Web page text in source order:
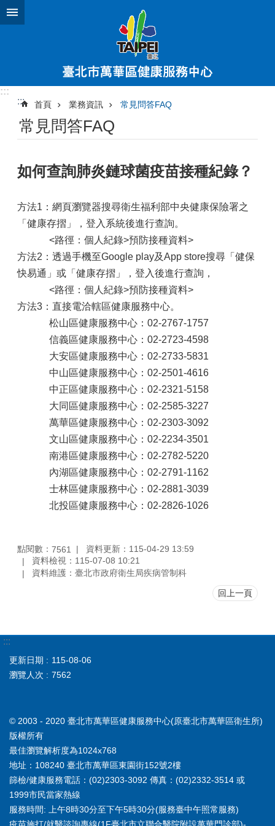
跳到主要內容區塊
:::
:::
首頁 業務資訊 常見問答FAQ
常見問答FAQ
如何查詢肺炎鏈球菌疫苗接種紀錄？
方法1：網頁瀏覽器搜尋衛生福利部中央健康保險署之
「健康存摺」，登入系統後進行查詢。
<路徑：個人紀錄>預防接種資料>
方法2：透過手機至Google play及App store搜尋「健保
快易通」或「健康存摺」，登入後進行查詢，
<路徑：個人紀錄>預防接種資料>
方法3：直接電洽轄區健康服務中心。
松山區健康服務中心：02-2767-1757
信義區健康服務中心：02-2723-4598
大安區健康服務中心：02-2733-5831
中山區健康服務中心：02-2501-4616
中正區健康服務中心：02-2321-5158
大同區健康服務中心：02-2585-3227
萬華區健康服務中心：02-2303-3092
文山區健康服務中心：02-2234-3501
南港區健康服務中心：02-2782-5220
內湖區健康服務中心：02-2791-1162
士林區健康服務中心：02-2881-3039
北投區健康服務中心：02-2826-1026
點閱數： 7561
資料更新：115-04-29 13:59
資料檢視：115-07-08 10:21
資料維護：臺北市政府衛生局疾病管制科
回上一頁
:::
更新日期
115-08-06
瀏覽人次
7562
© 2003 - 2020 臺北市萬華區健康服務中心(原臺北市萬華區衛生所)
版權所有
最佳瀏覽解析度為1024x768
地址：108240 臺北市萬華區東園街152號2樓
篩檢/健康服務電話：(02)2303-3092 傳真：(02)2332-3514 或
1999市民當家熱線
服務時間: 上午8時30分至下午5時30分(服務臺中午照常服務)